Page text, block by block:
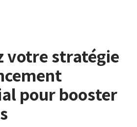
votre stratégie
pour booster